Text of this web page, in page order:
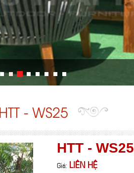
HTT - WS25
HTT - WS25
Giá: LIÊN HỆ